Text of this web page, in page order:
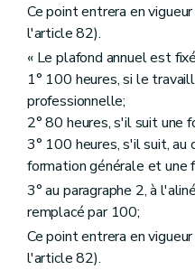
Ce point entrera en
l'article 82).
« Le plafond annuel est
1° 100 heures, si le
professionnelle;
2° 80 heures, s'il suit une
3° 100 heures, s'il suit, au
formation générale et une
3° au paragraphe 2, à
remplacé par 100;
Ce point entrera en
l'article 82).